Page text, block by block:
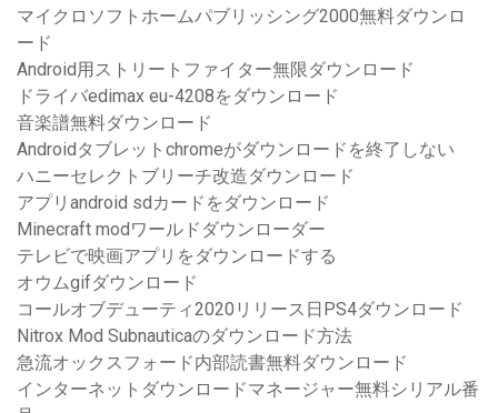
マイクロソフトホームパブリッシング2000無料ダウンロ
ード
Android用ストリートファイター無限ダウンロード
ドライバedimax eu-4208をダウンロード
音楽譜無料ダウンロード
Androidタブレットchromeがダウンロードを終了しない
ハニーセレクトブリーチ改造ダウンロード
アプリandroid sdカードをダウンロード
Minecraft modワールドダウンローダー
テレビで映画アプリをダウンロードする
オウムgifダウンロード
コールオブデューティ2020リリース日PS4ダウンロード
Nitrox Mod Subnauticaのダウンロード方法
急流オックスフォード内部読書無料ダウンロード
インターネットダウンロードマネージャー無料シリアル番